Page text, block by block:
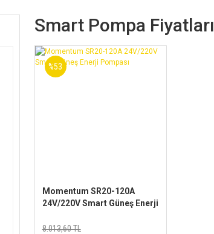
Smart Pompa Fiyatları
%53
Momentum SR20-120A
24V/220V Smart Güneş Enerji
8.013,60 TL